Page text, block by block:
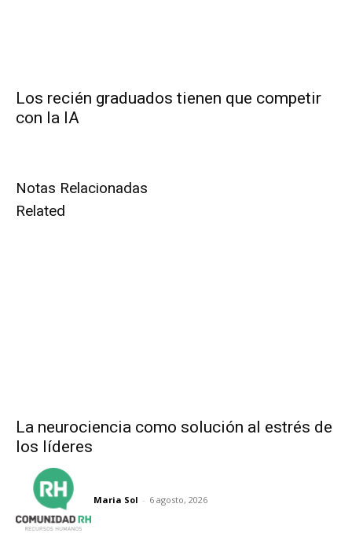
Los recién graduados tienen que competir
con la IA
Notas Relacionadas
Related
La neurociencia como solución al estrés de
los líderes
Maria Sol - 6 agosto, 2026